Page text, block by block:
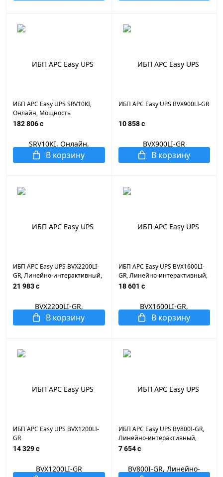
ИБП APC Easy UPS SRV10KI,
Онлайн, Мощность
10000ВА/10000Вт, Напольный,
Intelligent Card Slot, LCD, 16шт
* 9Ач, Чёрный
182 806 c
В корзину
ИБП APC Easy UPS BVX900LI-GR
10 858 c
В корзину
ИБП APC Easy UPS BVX2200LI-
GR, Линейно-интерактивный,
Мощность 2200ВА/1200Вт,
Schuko, APCRBC177, Чёрный
21 983 c
В корзину
ИБП APC Easy UPS BVX1600LI-
GR, Линейно-интерактивный,
Мощность 1600ВА/900Вт,
Schuko, APCRBC176, Чёрный
18 601 c
В корзину
ИБП APC Easy UPS BVX1200LI-
GR
14 329 c
ИБП APC Easy UPS BV800I-GR,
Линейно-интерактивный,
Мощность 800ВА/450Вт,
Schuko, APCRBC110, Чёрный
7 654 c